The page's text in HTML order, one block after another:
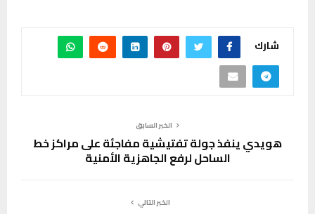
شارك
الخبر السابق
هويدي ينفذ جولة تفتيشية مفاجئة على مراكز خط
الساحل لرفع الجاهزية الأمنية
الخبر التالي